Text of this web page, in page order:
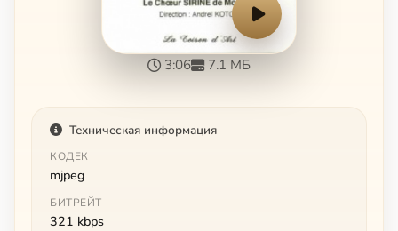
3:06 7.1 МБ
Техническая информация
КОДЕК
mjpeg
БИТРЕЙТ
321 kbps